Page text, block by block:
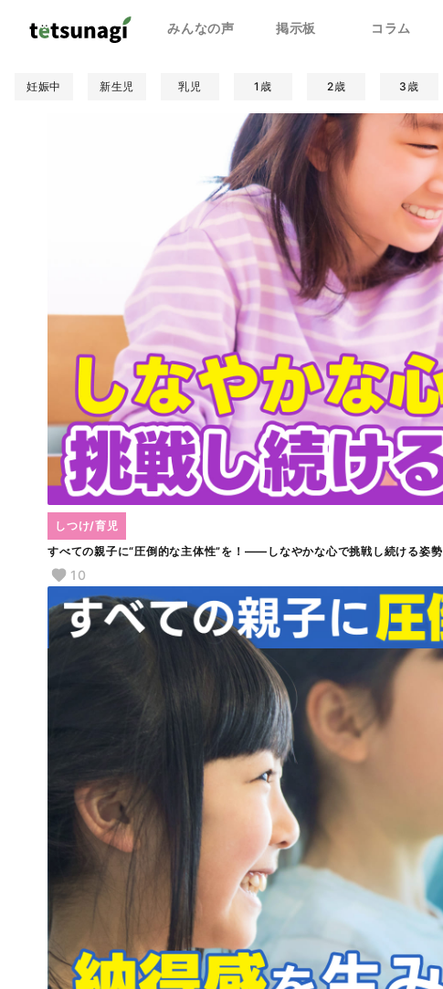
みんなの声 掲示板 コラム
妊娠中 新生児 乳児 1歳 2歳 3歳
遊び/学び 食事 健康/病気
すべての親子に“圧倒的な主体性”を！――しなやかな心で挑戦し続ける姿勢
しつけ/育児
10